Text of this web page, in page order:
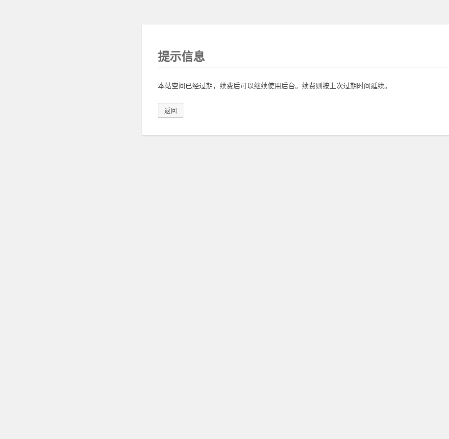
提示信息
本站空间已经过期，续费后可以继续使用后台。续费则按上次过期时间延续。
返回